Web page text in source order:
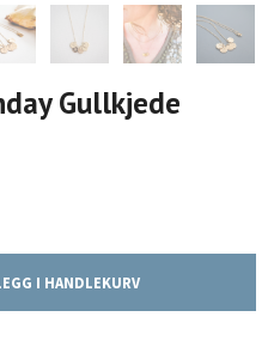
Gullkjede
I HANDLEKURV